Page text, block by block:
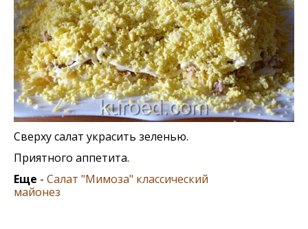
Сверху салат украсить зеленью.
Приятного аппетита.
Еще - Салат "Мимоза" классический
майонез